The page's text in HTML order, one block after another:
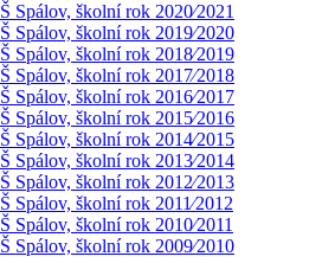
Spálov, školní rok 2020⁄2021
Spálov, školní rok 2019⁄2020
Spálov, školní rok 2018⁄2019
Spálov, školní rok 2017⁄2018
Spálov, školní rok 2016⁄2017
Spálov, školní rok 2015⁄2016
Spálov, školní rok 2014⁄2015
Spálov, školní rok 2013⁄2014
Spálov, školní rok 2012⁄2013
Spálov, školní rok 2011⁄2012
Spálov, školní rok 2010⁄2011
Spálov, školní rok 2009⁄2010